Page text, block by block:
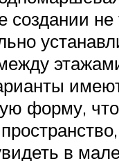
создании не
форму,
в